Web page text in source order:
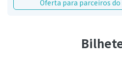
Oferta para parceiros